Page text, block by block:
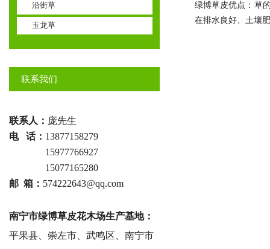
沿街草
玉龙草
联系我们
联系人： 庞先生
电 话： 13877158279
15977766927
15077165280
邮 箱： 574222643@qq.com
南宁市绿博草皮花木场生产基地：
平果县、崇左市、武鸣区、南宁市
绿博草皮优点：草
在排水良好、土壤